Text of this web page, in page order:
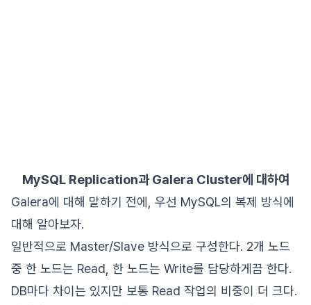
MySQL Replication과 Galera Cluster에 대하여
Galera에 대해 말하기 전에, 우선 MySQL의 복제 방식에
대해 알아보자.
일반적으로 Master/Slave 방식으로 구성한다. 2개 노드
중 한 노드는 Read, 한 노드는 Write를 담당하게끔 한다.
DB마다 차이는 있지만 보통 Read 작업의 비중이 더 크다.